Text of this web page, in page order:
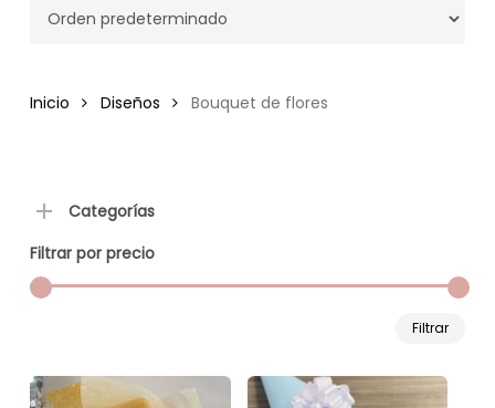
Inicio Diseños Bouquet de flores
Categorías
Filtrar por precio
Filtrar